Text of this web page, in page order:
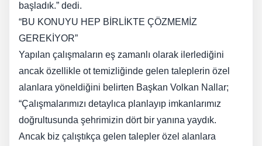
başladık.” dedi.
“BU KONUYU HEP BİRLİKTE ÇÖZMEMİZ
GEREKİYOR”
Yapılan çalışmaların eş zamanlı olarak ilerlediğini
ancak özellikle ot temizliğinde gelen taleplerin özel
alanlara yöneldiğini belirten Başkan Volkan Nallar;
“Çalışmalarımızı detaylıca planlayıp imkanlarımız
doğrultusunda şehrimizin dört bir yanına yaydık.
Ancak biz çalıştıkça gelen talepler özel alanlara